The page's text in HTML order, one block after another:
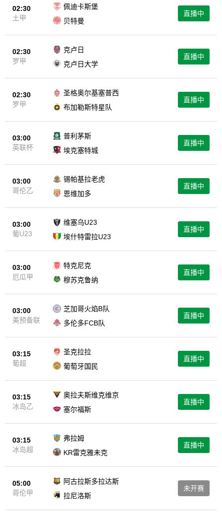
02:30
土甲
佩迪卡斯堡
贝特曼
直播中
02:30
罗甲
克卢日
克卢日大学
直播中
02:30
罗甲
圣格奥尔基塞普西
布加勒斯特星队
直播中
03:00
英联杯
普利茅斯
埃克塞特城
直播中
03:00
哥伦乙
锡帕基拉老虎
恩维加多
直播中
03:00
葡U23
维塞乌U23
埃什特雷拉U23
直播中
03:00
厄瓜甲
特克尼克
穆苏克鲁纳
直播中
03:00
美预备联
芝加哥火焰B队
多伦多FCB队
直播中
03:15
葡超
圣克拉拉
葡萄牙国民
直播中
03:15
冰岛乙
奥拉夫斯维克维京
塞尔福斯
直播中
03:15
冰岛超
弗拉姆
KR雷克雅未克
直播中
05:00
哥伦甲
阿古拉斯多拉达斯
拉尼洛斯
未开赛